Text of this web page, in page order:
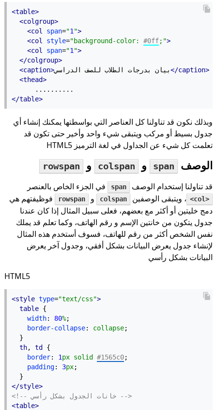
<table>
<colgroup>
<col
span="1 ">
<col
style="background-color: #0ff;">
<col
span="1 ">
</colgroup>
<caption>بيان بدرجات الطلاب للصف الدراسي</caption>
<thead>
      ..........
</table>
وبذلك نكون قد تناولنا كل العناصر التي بواسطتها يمكنك إنشاء أي
جدول بسيط أو مركب ويتبقى شيء واحد وأخير حتى تكون قد
تعلمت كل شيء عن الجداول في لغة الترميز HTML5
الوصف span و colspan و
rowspan
قد تناولنا إستخدام الوصف
span في الجزء الخاص بالعنصر
<col> ، ويتبقى الوصفين colspan و rowspan
فوظيفتهم هي
دمج خليتين أو أكثر مع بعضهم، فعلى سبيل المثال إذا كان عندنا
جدول يتكون من خانتين الإسم و رقم الهاتف، وكما تعلم قد يملك
نفس الشخص أكثر من رقم للهاتف، فسوف أستخدم هذه المثال
لإنشاء جدول يعرض البيانات بشكل أفقي، وجدول آخر يعرض
البيانات بشكل رأسي
HTML5
<style type="text/css">
table {
width: 80%;
border-collapse: collapse;
  }
th, td
{
border: 1px solid #1565c0;
padding: 3px;
  }
</style>
<!-- خانات الجدول بشكل رأسي -->
<table>